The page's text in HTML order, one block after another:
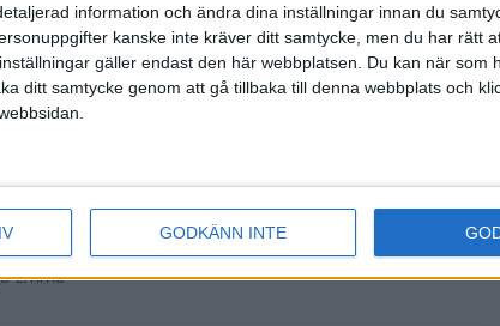
information och ändra dina inställningar innan du
kanske inte kräver ditt samtycke, men du har rätt
gäller endast den här webbplatsen. Du kan när som
ditt samtycke genom att gå tillbaka till denna webbplats och
GODKÄNN INTE
i
Trisslott
Emma